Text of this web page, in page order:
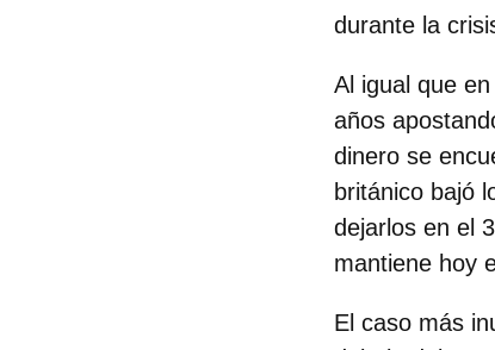
durante la
Al igual que
años
dinero se
británico bajó
dejarlos en el
mantiene hoy
El caso más